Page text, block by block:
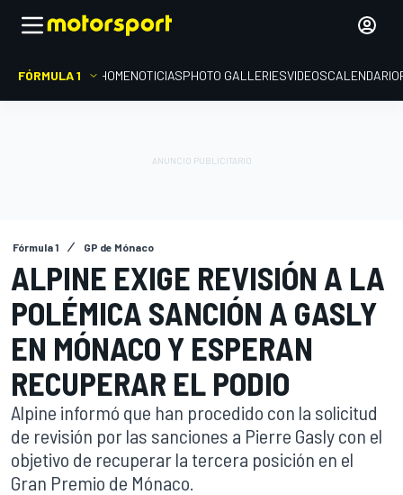
FÓRMULA 1 HOMENOTICIASPHOTO GALLERIESVIDEOSCALENDARIO
Fórmula 1 GP de Mónaco
ALPINE EXIGE REVISIÓN A LA
POLÉMICA SANCIÓN A GASLY
EN MÓNACO Y ESPERAN
RECUPERAR EL PODIO
Alpine informó que han procedido con la solicitud
de revisión por las sanciones a Pierre Gasly con el
objetivo de recuperar la tercera posición en el
Gran Premio de Mónaco.